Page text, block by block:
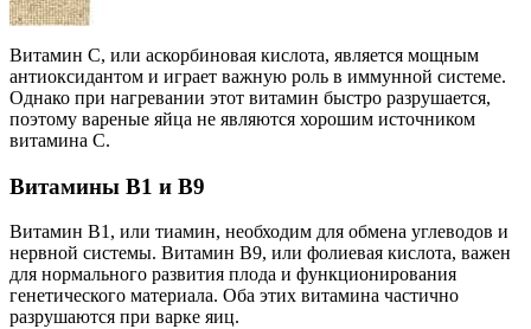
Витамин C, или аскорбиновая кислота, является мощным
антиоксидантом и играет важную роль в иммунной системе.
Однако при нагревании этот витамин быстро разрушается,
поэтому вареные яйца не являются хорошим источником
витамина C.
Витамины B1 и B9
Витамин B1, или тиамин, необходим для обмена углеводов и
нервной системы. Витамин B9, или фолиевая кислота, важен
для нормального развития плода и функционирования
генетического материала. Оба этих витамина частично
разрушаются при варке яиц.